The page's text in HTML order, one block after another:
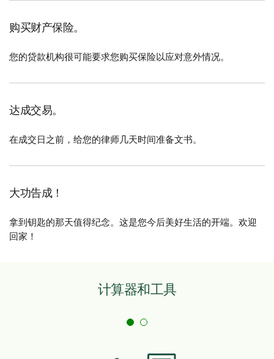
购买财产保险。
您的贷款机构很可能要求您购买保险以应对意外情况。
达成交易。
在成交日之前，给您的律师几天时间准备文书。
大功告成！
拿到钥匙的那天值得纪念。这是您今后美好生活的开端。欢迎
回家！
计算器和工具